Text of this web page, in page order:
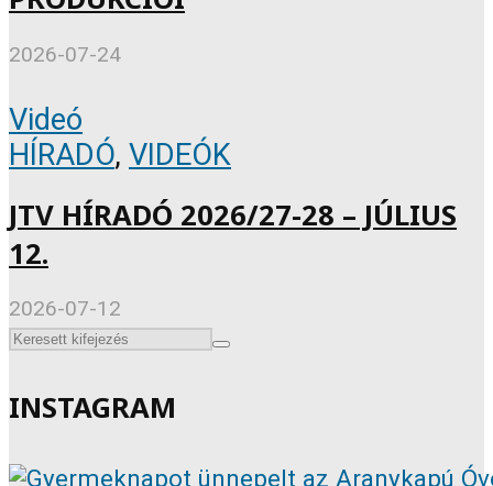
2026-07-24
Videó
HÍRADÓ, VIDEÓK
JTV HÍRADÓ 2026/27-28 – JÚLIUS
12.
2026-07-12
INSTAGRAM